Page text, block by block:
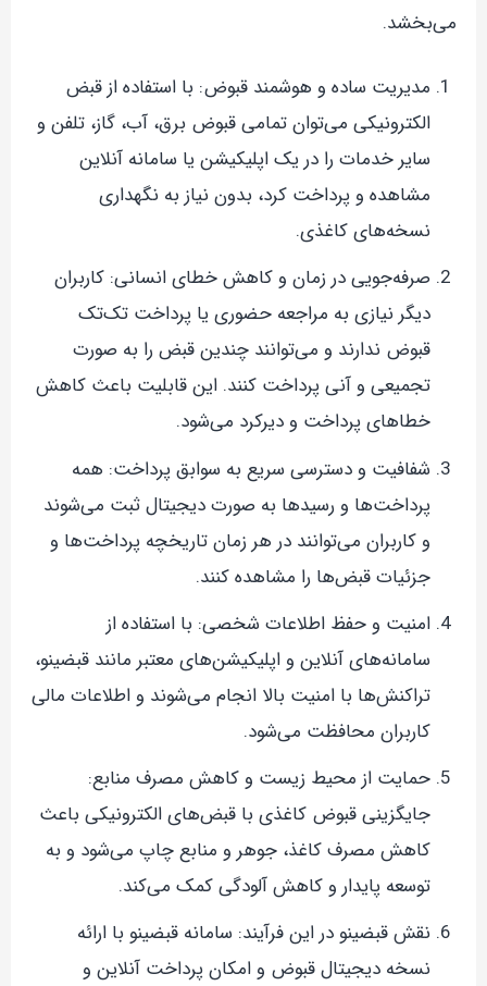
می‌بخشد.
مدیریت ساده و هوشمند قبوض: با استفاده از قبض
الکترونیکی می‌توان تمامی قبوض برق، آب، گاز، تلفن و
سایر خدمات را در یک اپلیکیشن یا سامانه آنلاین
مشاهده و پرداخت کرد، بدون نیاز به نگهداری
نسخه‌های کاغذی.
صرفه‌جویی در زمان و کاهش خطای انسانی: کاربران
دیگر نیازی به مراجعه حضوری یا پرداخت تک‌تک
قبوض ندارند و می‌توانند چندین قبض را به صورت
تجمیعی و آنی پرداخت کنند. این قابلیت باعث کاهش
خطاهای پرداخت و دیرکرد می‌شود.
شفافیت و دسترسی سریع به سوابق پرداخت: همه
پرداخت‌ها و رسیدها به صورت دیجیتال ثبت می‌شوند
و کاربران می‌توانند در هر زمان تاریخچه پرداخت‌ها و
جزئیات قبض‌ها را مشاهده کنند.
امنیت و حفظ اطلاعات شخصی: با استفاده از
سامانه‌های آنلاین و اپلیکیشن‌های معتبر مانند قبضینو،
تراکنش‌ها با امنیت بالا انجام می‌شوند و اطلاعات مالی
کاربران محافظت می‌شود.
حمایت از محیط زیست و کاهش مصرف منابع:
جایگزینی قبوض کاغذی با قبض‌های الکترونیکی باعث
کاهش مصرف کاغذ، جوهر و منابع چاپ می‌شود و به
توسعه پایدار و کاهش آلودگی کمک می‌کند.
نقش قبضینو در این فرآیند: سامانه قبضینو با ارائه
نسخه دیجیتال قبوض و امکان پرداخت آنلاین و